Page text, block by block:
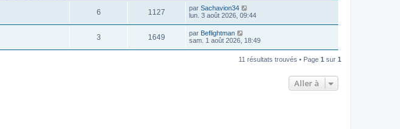
6 1127 par Sachavion34
lun. 3 août 2026, 09:44
3 1649 par Beflightman
sam. 1 août 2026, 18:49
11 résultats trouvés • Page 1 sur 1
Aller à